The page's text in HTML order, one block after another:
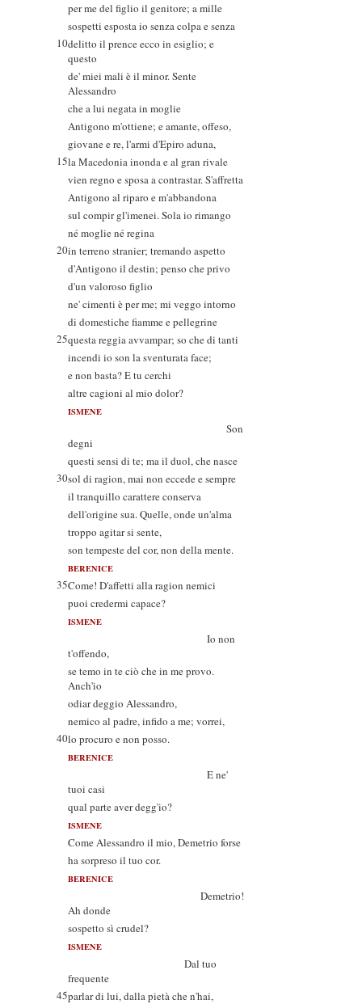
per me del figlio il genitore; a mille
sospetti esposta io senza colpa e senza
10delitto il prence ecco in esiglio; e
questo
de' miei mali è il minor. Sente
Alessandro
che a lui negata in moglie
Antigono m'ottiene; e amante, offeso,
giovane e re, l'armi d'Epiro aduna,
15la Macedonia inonda e al gran rivale
vien regno e sposa a contrastar. S'affretta
Antigono al riparo e m'abbandona
sul compir gl'imenei. Sola io rimango
né moglie né regina
20in terreno stranier; tremando aspetto
d'Antigono il destin; penso che privo
d'un valoroso figlio
ne' cimenti è per me; mi veggo intorno
di domestiche fiamme e pellegrine
25questa reggia avvampar; so che di tanti
incendi io son la sventurata face;
e non basta? E tu cerchi
altre cagioni al mio dolor?
ISMENE
Son
degni
questi sensi di te; ma il duol, che nasce
30sol di ragion, mai non eccede e sempre
il tranquillo carattere conserva
dell'origine sua. Quelle, onde un'alma
troppo agitar si sente,
son tempeste del cor, non della mente.
BERENICE
35Come! D'affetti alla ragion nemici
puoi credermi capace?
ISMENE
Io non
t'offendo,
se temo in te ciò che in me provo.
Anch'io
odiar deggio Alessandro,
nemico al padre, infido a me; vorrei,
40lo procuro e non posso.
BERENICE
E ne'
tuoi casi
qual parte aver degg'io?
ISMENE
Come Alessandro il mio, Demetrio forse
ha sorpreso il tuo cor.
BERENICE
Demetrio!
Ah donde
sospetto sì crudel?
ISMENE
Dal tuo
frequente
45parlar di lui, dalla pietà che n'hai,